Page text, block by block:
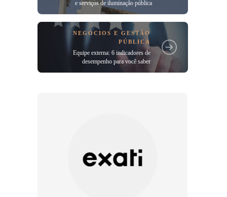
e serviços de iluminação pública
NEGÓCIOS E GESTÃO
PÚBLICA
Equipe externa: 6 indicadores de
desempenho para você saber